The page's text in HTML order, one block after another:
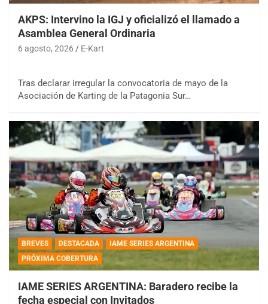
AKPS: Intervino la IGJ y oficializó el llamado a
Asamblea General Ordinaria
6 agosto, 2026 E-Kart
Tras declarar irregular la convocatoria de mayo de la
Asociación de Karting de la Patagonia Sur…
BREVES DESTACADA
IAME SERIES ARGENTINA
PRÓXIMA COBERTURA
IAME SERIES ARGENTINA: Baradero recibe la
fecha especial con Invitados